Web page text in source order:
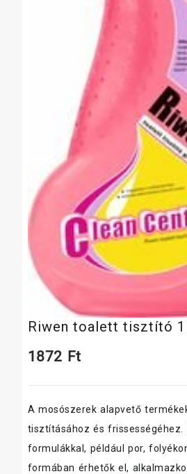
Riwen toalett tisztító
1872 Ft
A mosószerek alapvető
tisztításához és frissességéhez.
formulákkal, például por,
formában érhetők el,